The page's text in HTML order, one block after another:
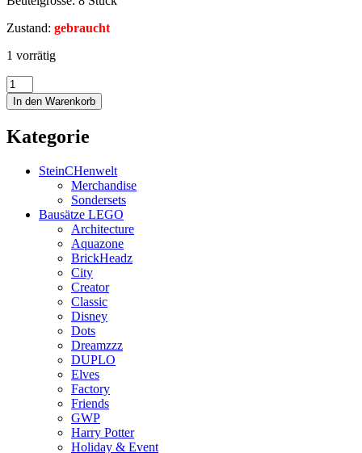
Zustand: gebraucht
1 vorrätig
In den Warenkorb
Kategorie
SteinCHenwelt
Merchandise
Sondersets
Bausätze LEGO
Architecture
Aquazone
BrickHeadz
City
Creator
Classic
Disney
Dots
Dreamzzz
DUPLO
Elves
Factory
Friends
GWP
Harry Potter
Holiday & Event